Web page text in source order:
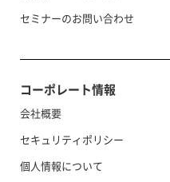
セミナーのお問い合わせ
コーポレート情報
会社概要
セキュリティポリシー
個人情報について